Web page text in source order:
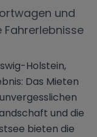
und
Fahrerlebnisse
Holstein,
Das Mieten
und die
bieten die